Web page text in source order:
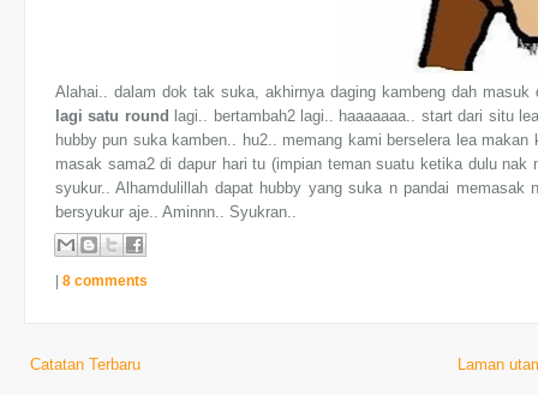
Alahai.. dalam dok tak suka, akhirnya daging kambeng dah
lagi satu round lagi.. bertambah2 lagi.. haaaaaaa.. start dari situ
hubby pun suka kamben.. hu2.. memang kami berselera lea
masak sama2 di dapur hari tu (impian teman suatu ketika dulu
syukur.. Alhamdulillah dapat hubby yang suka n pandai
bersyukur aje.. Aminnn.. Syukran..
| 8 comments
Catatan Terbaru Laman